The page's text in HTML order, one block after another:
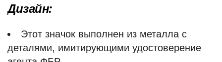
Дизайн:
Этот значок выполнен из металла с
деталями, имитирующими удостоверение